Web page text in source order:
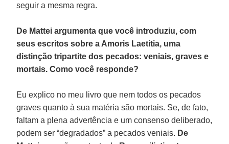
seguir a mesma regra.
De Mattei argumenta que você introduziu, com
seus escritos sobre a Amoris Laetitia, uma
distinção tripartite dos pecados: veniais, graves e
mortais. Como você responde?
Eu explico no meu livro que nem todos os pecados
graves quanto à sua matéria são mortais. Se, de fato,
faltam a plena advertência e um consenso deliberado,
podem ser “degradados” a pecados veniais. De